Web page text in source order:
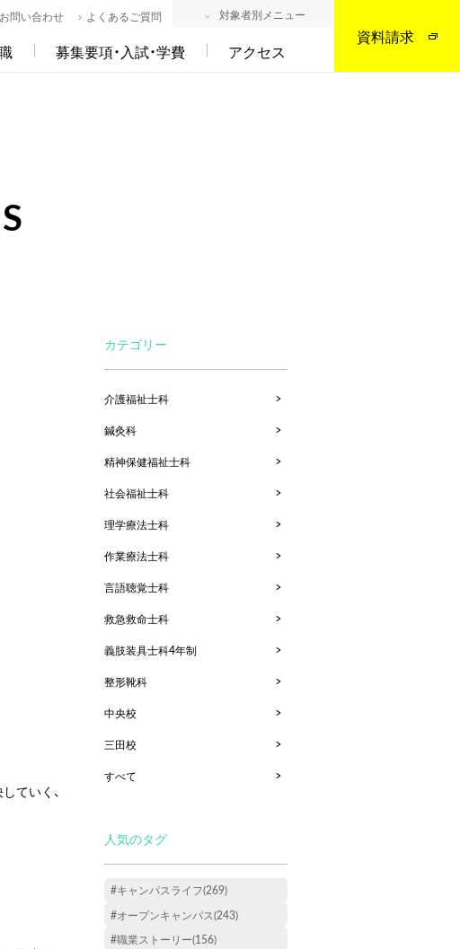
資料請求
募集要項・入試・学費 アクセス
お問い合わせ よくあるご質問 対象者別メニュー
ていく、
カテゴリー
介護福祉士科
鍼灸科
精神保健福祉士科
社会福祉士科
理学療法士科
作業療法士科
言語聴覚士科
救急救命士科
義肢装具士科4年制
整形靴科
中央校
三田校
すべて
人気のタグ
#キャンパスライフ(269)
#オープンキャンパス(243)
#職業ストーリー(156)